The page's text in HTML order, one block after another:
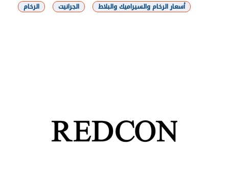
شارك
أسعار الرخام والسيراميك والبلاط
الجرانيت الرخام